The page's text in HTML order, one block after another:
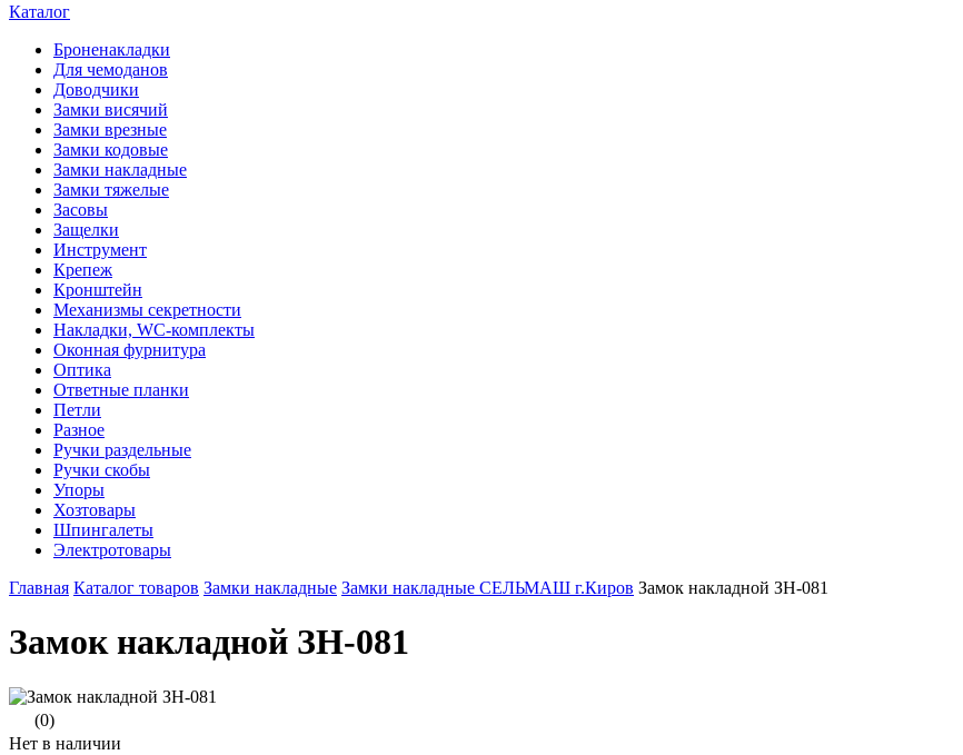
Каталог
Броненакладки
Для чемоданов
Доводчики
Замки висячий
Замки врезные
Замки кодовые
Замки накладные
Замки тяжелые
Засовы
Защелки
Инструмент
Крепеж
Кронштейн
Механизмы секретности
Накладки, WC-комплекты
Оконная фурнитура
Оптика
Ответные планки
Петли
Разное
Ручки раздельные
Ручки скобы
Упоры
Хозтовары
Шпингалеты
Электротовары
Главная Каталог товаров Замки накладные Замки накладные СЕЛЬМАШ г.Киров Замок накладной ЗН-081
Замок накладной ЗН-081
(0)
Нет в наличии